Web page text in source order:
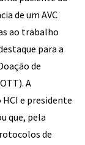
de um AVC
ao trabalho
para a
de
A
e presidente
que, pela
de